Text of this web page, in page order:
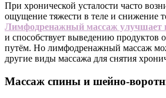
При хронической усталости часто
ощущение тяжести в теле и снижение
Лимфодренажный массаж
и способствует выведению продуктов
путём. Но лимфодренажный массаж
другие виды массажа для снятия
Массаж спины и шейно-